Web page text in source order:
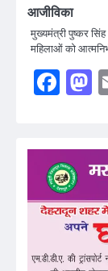
आजीविका
मुख्यमंत्री पुष्कर सिंह
महिलाओं को